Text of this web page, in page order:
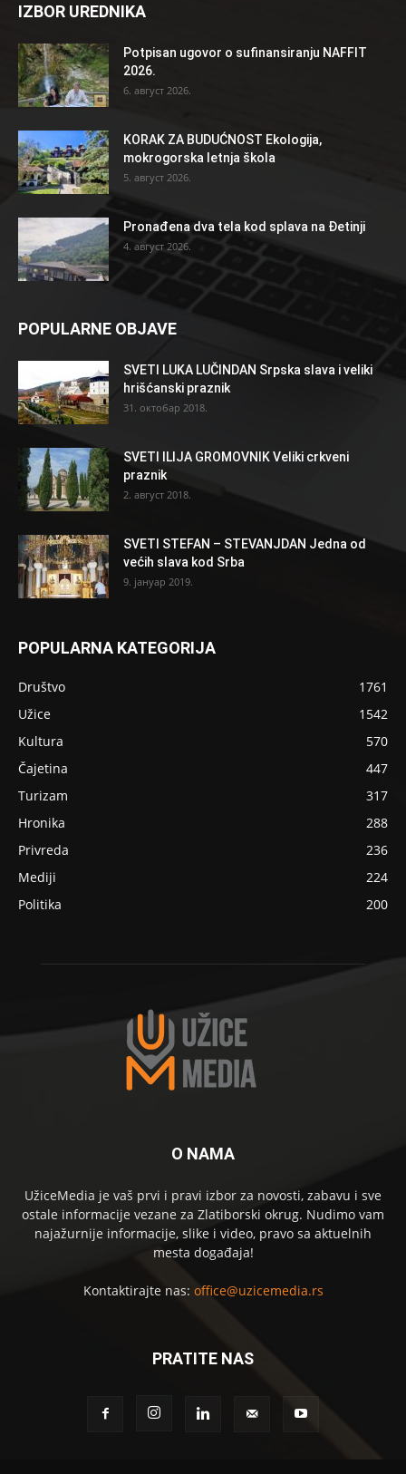
IZBOR UREDNIKA
Potpisan ugovor o sufinansiranju NAFFIT
2026.
6. август 2026.
KORAK ZA BUDUĆNOST Ekologija,
mokrogorska letnja škola
5. август 2026.
Pronađena dva tela kod splava na Đetinji
4. август 2026.
POPULARNE OBJAVE
SVETI LUKA LUČINDAN Srpska slava i veliki
hrišćanski praznik
31. октобар 2018.
SVETI ILIJA GROMOVNIK Veliki crkveni
praznik
2. август 2018.
SVETI STEFAN – STEVANJDAN Jedna od
većih slava kod Srba
9. јануар 2019.
POPULARNA KATEGORIJA
Društvo
1761
Užice
1542
Kultura
570
Čajetina
447
Turizam
317
Hronika
288
Privreda
236
Mediji
224
Politika
200
O NAMA
UžiceMedia je vaš prvi i pravi izbor za novosti, zabavu i sve
ostale informacije vezane za Zlatiborski okrug. Nudimo vam
najažurnije informacije, slike i video, pravo sa aktuelnih
mesta događaja!
Kontaktirajte nas: office@uzicemedia.rs
PRATITE NAS